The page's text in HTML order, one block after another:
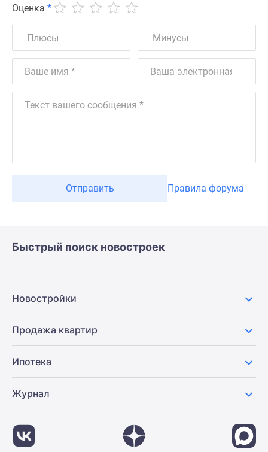
Оценка *
Отправить Правила форума
Быстрый поиск новостроек
Новостройки
Продажа квартир
Ипотека
Журнал